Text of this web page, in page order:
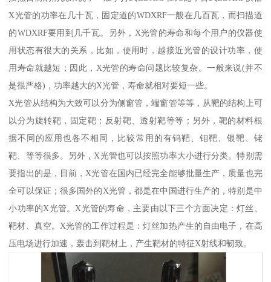
X光管的功率在几十瓦，固定道的WDXRF一般在几百瓦，而扫描道
的WDXRF要用到几千瓦。另外，X光管的寿命和每个用户的仪器使
用状态有很大的关系，比如，使用时，越接近光管的设计功率，使
用寿命就越短；因此，X光管的寿命问题比较复杂。一般来说(并不
是很严格)，功率越大的X光管，寿命就相对要短一些。
X光管从结构为大致可以分为侧窗管，端窗管等等，从靶的结构上可
以分为旋转靶，固定靶；反射靶、透射靶等等；另外，靶的材料根
据不同的应用也各不相同，比较常用的有钨靶、钼靶、银靶、铑
靶、等等很多。另外，X光管也可以按照功率大小进行分类。特别需
要指出的是，目前，X光管在国内已经完全能够批量生产，质量也完
全可以保证；很多国外的X光管，都是在中国进行生产的，特别是中
小功率的X光管。X光管的寿命，主要由以下三个方面决定：灯丝、
靶材、真空。X光管的工作过程是：灯丝加热产生的自由电子，在高
压电场进行加速，轰击到靶材上，产生靶材的特征X射线和韧致。